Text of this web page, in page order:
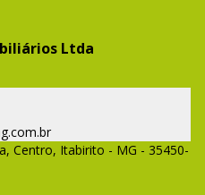
Ltda
Centro, Itabirito - MG - 35450-